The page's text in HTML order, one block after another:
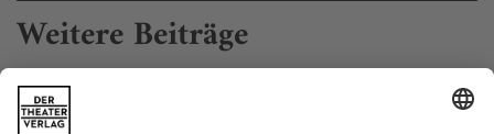
Weitere Beiträge
Dosenmilcherguss
Nach Matias Faldbakken «Final Girl»